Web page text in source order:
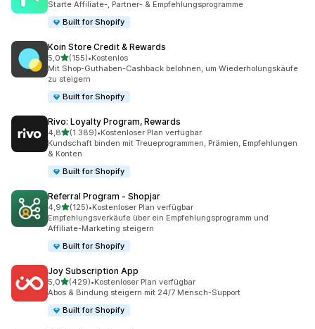
Starte Affiliate-, Partner- & Empfehlungsprogramme
Built for Shopify
Koin Store Credit & Rewards
5,0von 5 Sternen
(155)
155 Rezensionen insgesamt
•Kostenlos
Mit Shop-Guthaben-Cashback belohnen, um Wiederholungskäufe
zu steigern
Built for Shopify
Rivo: Loyalty Program, Rewards
4,8von 5 Sternen
(1.389)
1389 Rezensionen insgesamt
•Kostenloser Plan verfügbar
Kundschaft binden mit Treueprogrammen, Prämien, Empfehlungen
& Konten
Built for Shopify
Referral Program ‑ Shopjar
4,9von 5 Sternen
(125)
125 Rezensionen insgesamt
•Kostenloser Plan verfügbar
Empfehlungsverkäufe über ein Empfehlungsprogramm und
Affiliate-Marketing steigern
Built for Shopify
Joy Subscription App
5,0von 5 Sternen
(429)
429 Rezensionen insgesamt
•Kostenloser Plan verfügbar
Abos & Bindung steigern mit 24/7 Mensch-Support
Built for Shopify